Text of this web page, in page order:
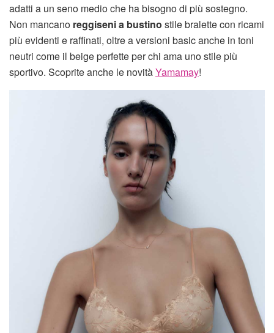
adatti a un seno medio che ha bisogno di più sostegno.
Non mancano reggiseni a bustino stile bralette con ricami
più evidenti e raffinati, oltre a versioni basic anche in toni
neutri come il beige perfette per chi ama uno stile più
sportivo. Scoprite anche le novitàYamamay!